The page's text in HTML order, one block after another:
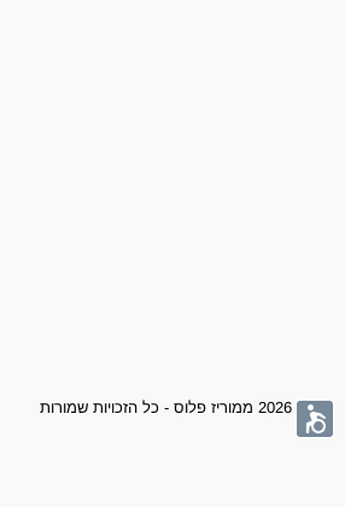
© 2026 ממוריז פלוס - כל הזכויות שמורות